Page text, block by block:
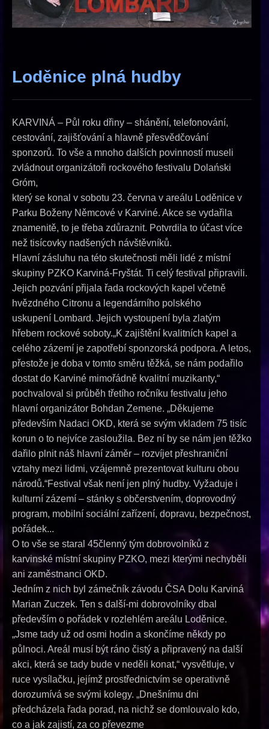
Loděnice plná hudby
KARVINÁ – Půl roku dřiny – shánění, telefonování,
cestování, zajišťování a hlavně přesvědčování
sponzorů. To vše a mnoho dalších povinností museli
zvládnout organizátoři rockového festivalu Dolański
Gróm,
který se konal v sobotu 23. června v areálu Loděnice v
Parku Boženy Němcové v Karviné. Akce se vydařila
znamenitě, to je třeba zdůraznit. Potvrdila to účast více
než tisícovky nadšených návštěvníků.
Hlavní zásluhu na této skutečnosti měli lidé z místní
skupiny PZKO Karviná-Fryštát. Ti celý festival připravili.
Jejich pozvání přijala řada rockových kapel včetně
hvězdného Citronu a legendárního polského
uskupení Lombard. Jejich vystoupení byla zlatým
hřebem rockové soboty.„K zajištění kvalitních kapel a
celého zázemí je zapotřebí sponzorská podpora. A letos,
přestože je doba v tomto směru těžká, se nám podařilo
dostat do Karviné mimořádně kvalitní muzikanty,“
pochvaloval si průběh třetího ročníku festivalu jeho
hlavní organizátor Bohdan Zemene. „Děkujeme
především Nadaci OKD, která se svým vkladem 75 tisíc
korun o to nejvíce zasloužila. Bez ní by se nám jen těžko
dařilo plnit náš hlavní záměr – rozvíjet přeshraniční
vztahy mezi lidmi, vzájemně prezentovat kulturu obou
národů.“Festival však není jen plný hudby. Vyžaduje i
kulturní zázemí – stánky s občerstvením, doprovodný
program, mobilní sociální zařízení, dopravu, bezpečnost,
pořádek...
O to vše se staral 45členný tým dobrovolníků z
karvinské místní skupiny PZKO, mezi kterými nechyběli
ani zaměstnanci OKD.
Jedním z nich byl zámečník závodu ČSA Dolu Karviná
Marian Zuczek. Ten s další-mi dobrovolníky dbal
především o pořádek v rozlehlém areálu Loděnice.
„Jsme tady už od osmi hodin a skončíme někdy po
půlnoci. Areál musí být ráno čistý a připravený na další
akci, která se tady bude v neděli konat,“ vysvětluje, v
ruce vysílačku, jejímž prostřednictvím se operativně
dorozumívá se svými kolegy. „Dnešnímu dni
předcházela řada porad, na nichž se domlouvalo kdo,
co a jak zajistí, za co převezme